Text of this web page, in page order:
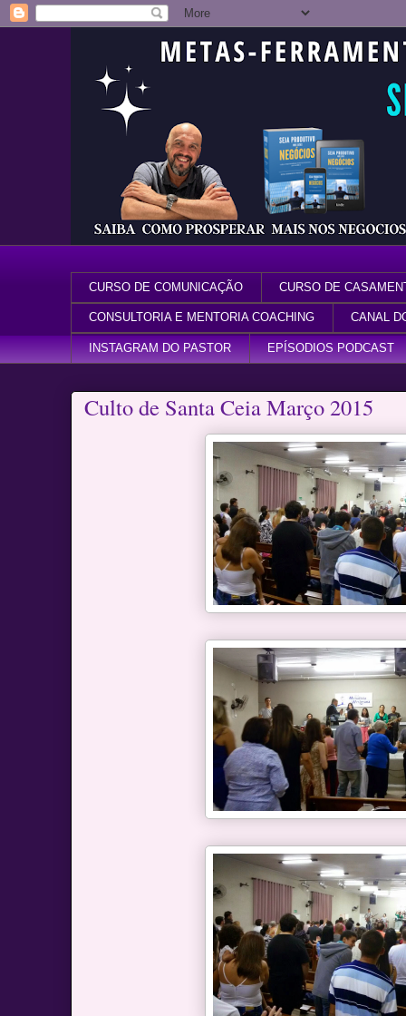
CURSO DE COMUNICAÇÃO CURSO DE
CONSULTORIA E MENTORIA COACHING CANAL
INSTAGRAM DO PASTOR EPÍSODIOS PODCAST
Culto de Santa Ceia Março 2015